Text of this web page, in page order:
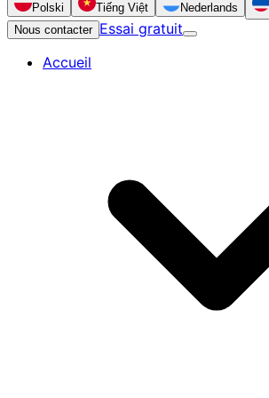
Polski
Tiếng Việt Nederlands
Nous contacter Essai gratuit
Accueil